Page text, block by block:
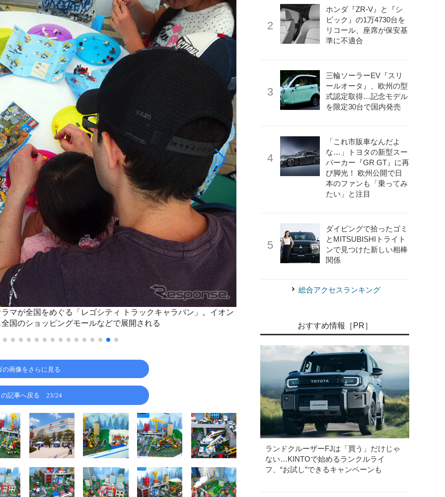
マが全国をめぐる「レゴシティ トラックキャラバン」。イオン
国のショッピングモールなどで展開される
モール幕張新都心での展示は5月2～5日。そのあとも全
の画像をさらに見る
の記事へ戻る 23/24
ホンダ『ZR-V』と『シ
ビック』の1万4730台を
リコール、座席が保安基
準に不適合
三輪ソーラーEV『スリ
ールオータ』、欧州の型
式認定取得…記念モデル
を限定30台で国内発売
「これ市販車なんだよ
な…」トヨタの新型スー
パーカー『GR GT』に再
び脚光！ 欧州公開で日
本のファンも「乗ってみ
たい」と注目
ダイビングで拾ったゴミ
とMITSUBISHIトライト
ンで見つけた新しい相棒
関係
総合アクセスランキング
おすすめ情報［PR］
ランドクルーザーFJは「買う」だけじゃ
ない…KINTOで始めるランクルライ
フ、“お試し”できるキャンペーンも